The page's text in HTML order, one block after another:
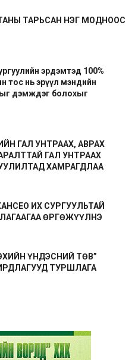
ТАРЬСАН НЭГ МОДНООС
эрдэмтэд 100%
тос нь эрүүл мэндийн
дэмждэг болохыг
ГАЛ УНТРААХ, АВРАХ
ГАЛ УНТРААХ
ХАМРАГДЛАА
ИХ СУРГУУЛЬТАЙ
ӨРГӨЖҮҮЛНЭ
ҮНДЭСНИЙ ТӨВ”
ТУРШЛАГА